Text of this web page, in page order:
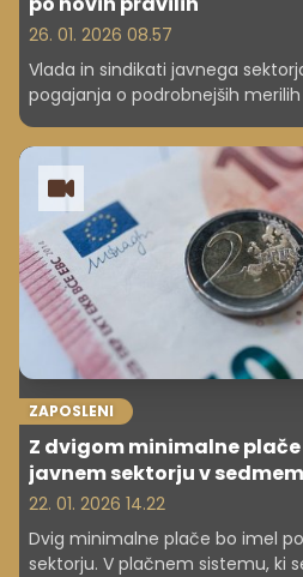
26. 01. 2026 08.57
Vlada in sindikati javnega
pogajanja o podrobnejših
javnega sektorja. Pogajanja, ki
plačnih stebrov, v začetku tega
podpisovanjem aneksov h
dejavnosti in poklicev.
ZAPOSLENI
Z dvigom minimalne
javnem sektorju v
22. 01. 2026 14.22
Dvig minimalne plače bo imel
sektorju. V plačnem sistemu, ki